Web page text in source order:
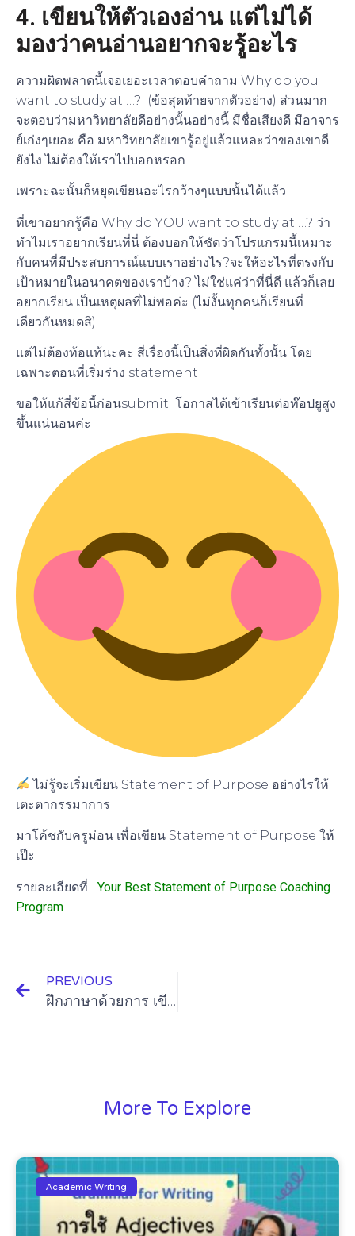
4. เขียนให้ตัวเองอ่าน แต่ไม่ได้
มองว่าคนอ่านอยากจะรู้อะไร
ความผิดพลาดนี้เจอเยอะเวลาตอบคำถาม Why do you
want to study at …? (ข้อสุดท้ายจากตัวอย่าง) ส่วนมาก
จะตอบว่ามหาวิทยาลัยดีอย่างนั้นอย่างนี้ มีชื่อเสียงดี มีอาจาร
ย์เก่งๆเยอะ คือ มหาวิทยาลัยเขารู้อยู่แล้วแหละว่าของเขาดี
ยังไง ไม่ต้องให้เราไปบอกหรอก
เพราะฉะนั้นก็หยุดเขียนอะไรกว้างๆแบบนั้นได้แล้ว
ที่เขาอยากรู้คือ Why do YOU want to study at …? ว่า
ทำไมเราอยากเรียนที่นี่ ต้องบอกให้ชัดว่าโปรแกรมนี้เหมาะ
กับคนที่มีประสบการณ์แบบเราอย่างไร?จะให้อะไรที่ตรงกับ
เป้าหมายในอนาคตของเราบ้าง? ไม่ใช่แค่ว่าที่นี่ดี แล้วก็เลย
อยากเรียน เป็นเหตุผลที่ไม่พอค่ะ (ไม่งั้นทุกคนก็เรียนที่
เดียวกันหมดสิ)
แต่ไม่ต้องท้อแท้นะคะ สี่เรื่องนี้เป็นสิ่งที่ผิดกันทั้งนั้น โดย
เฉพาะตอนที่เริ่มร่าง statement
ขอให้แก้สี่ข้อนี้ก่อนsubmit โอกาสได้เข้าเรียนต่อท๊อปยูสูง
ขึ้นแน่นอนค่ะ
ไม่รู้จะเริ่มเขียน Statement of Purpose อย่างไรให้
เตะตากรรมาการ
มาโค้ชกับครูม่อน เพื่อเขียน Statement of Purpose ให้
เป๊ะ
รายละเอียดที่ Your Best Statement of Purpose Coaching
Program
PREVIOUS
ฝึกภาษาด้วยการ เขียนไดอารี่ภาษาอังกฤษ
More To Explore
Academic Writing